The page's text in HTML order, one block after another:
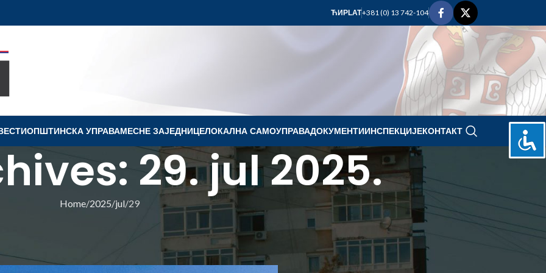
ЋИРLAT+381 (0) 13 742-104
OПШТИНСКА УПРАВАМЕСНЕ ЗАЈЕДНИЦЕЛОКАЛНА САМОУПРАВАДОКУМЕНТИИНСПЕКЦИЈЕКОНТАКТ
29. jul 2025.
Home 2025 jul 29
комараца – 31. јул 2025.
Општина Ковин
jul 2025.
U S Č P
1 2 3 4